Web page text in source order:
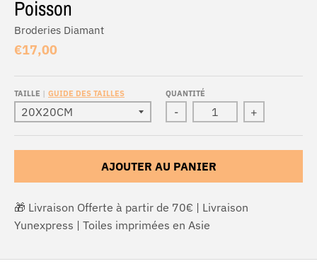
Poisson
Broderies Diamant
€17,00
TAILLE GUIDE DES TAILLES QUANTITÉ
- +
AJOUTER AU PANIER
🎁 Livraison Offerte à partir de 70€ | Livraison
Yunexpress | Toiles imprimées en Asie